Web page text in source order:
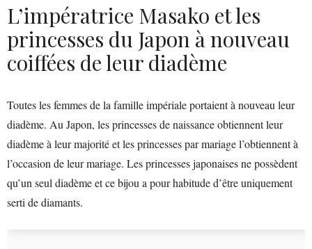
L’impératrice Masako et les
princesses du Japon à nouveau
coiffées de leur diadème
Toutes les femmes de la famille impériale portaient à nouveau leur
diadème. Au Japon, les princesses de naissance obtiennent leur
diadème à leur majorité et les princesses par mariage l’obtiennent à
l’occasion de leur mariage. Les princesses japonaises ne possèdent
qu’un seul diadème et ce bijou a pour habitude d’être uniquement
serti de diamants.